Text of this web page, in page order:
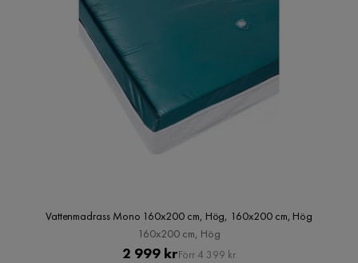
Vattenmadrass Mono 160x200 cm, Hög, 160x200 cm, Hög
160x200 cm, Hög
Pris
2 999 krOriginal
Förr 4 399 kr